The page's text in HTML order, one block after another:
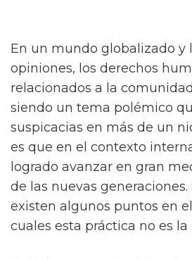
En un mundo globalizado y
opiniones, los derechos
relacionados a la
siendo un tema polémico
suspicacias en más de un
es que en el contexto
logrado avanzar en gran
de las nuevas
existen algunos puntos en
cuales esta práctica no es la